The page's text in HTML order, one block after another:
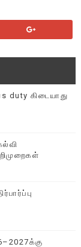
duty கிடையாது